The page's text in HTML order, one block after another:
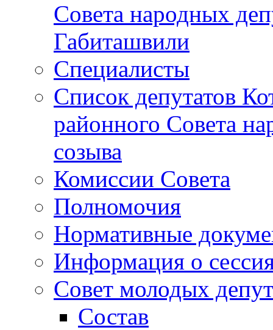
Совета народных
Габиташвили
Специалисты
Список депутатов
районного Совета
созыва
Комиссии Совета
Полномочия
Нормативные
Информация о
Совет молодых
Состав